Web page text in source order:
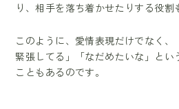
り、相手を落ち着かせたりする役割
このように、愛情表現だけでなく、
緊張してる」「なだめたいな」とい
こともあるのです。